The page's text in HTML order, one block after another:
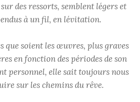
des ressorts, semblent légers et
à un fil, en lévitation.
que soient les œuvres, plus graves
en fonction des périodes de son
personnel, elle sait toujours nous
sur les chemins du rêve.